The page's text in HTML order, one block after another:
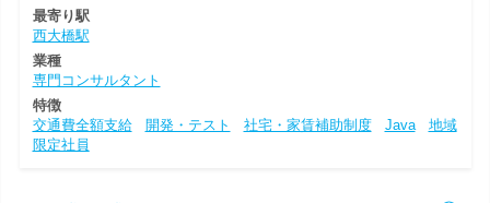
最寄り駅
西大橋駅
業種
専門コンサルタント
特徴
交通費全額支給
開発・テスト 社宅・家賃補助制度 Java
地域
限定社員